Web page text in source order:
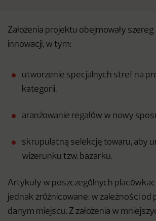
Założenia projektu obejmowały
innowacji, w tym:
utworzenie specjalnych stref na
kategorii,
aranżowanie regałów w nowy
skrupulatną selekcję towaru, aby
wizerunku tzw. bazarku.
Artykuły w poszczególnych
jednak zróżnicowane: w zależności od
danym miejscu. Z założenia w